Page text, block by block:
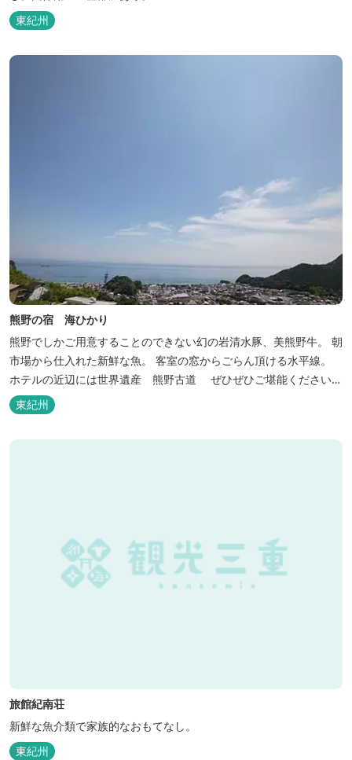
東紀州
熊野の宿 海ひかり
熊野でしかご用意することのできない幻の岩清水豚、美熊野牛。 朝
市場から仕入れた新鮮な魚。 客室の窓からごらん頂ける水平線。
ホテルの近辺には世界遺産 熊野古道 ぜひぜひご堪能くださいま
せ。
東紀州
旅館紀南荘
新鮮な魚介類で家族的なおもてなし。
東紀州